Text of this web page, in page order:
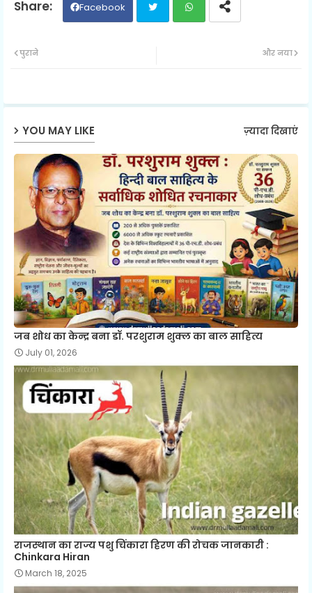
Facebook
ap
और नया
पुराने
YOU MAY LIKE ज़्यादा दिखाएं
जब शोध का केन्द्र बना डॉ. परशुराम शुक्ल का बाल साहित्य
July 01, 2026
राजस्थान का राज्य पशु चिंकारा हिरण की रोचक जानकारी :
Chinkara Hiran
March 18, 2025